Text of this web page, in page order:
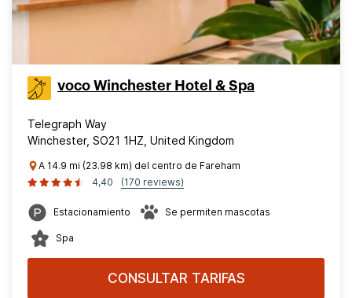
voco Winchester Hotel & Spa
Telegraph Way
Winchester, SO21 1HZ, United Kingdom
A 14.9 mi (23.98 km) del centro de Fareham
4,40
(170 reviews)
Estacionamiento Se permiten mascotas
Spa
CONSULTAR TARIFAS